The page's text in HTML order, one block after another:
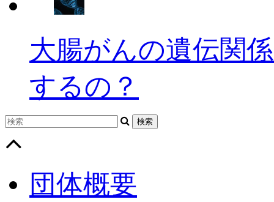
大腸がんの遺伝関
するの？
団体概要